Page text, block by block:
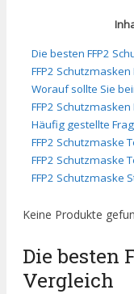
Die besten FFP2
FFP2
Worauf sollte Sie
FFP2
Häufig gestellte
FFP2 Schutzmaske
FFP2 Schutzmaske
FFP2 Schutzmaske
Keine Produkte
Die besten
Vergleich